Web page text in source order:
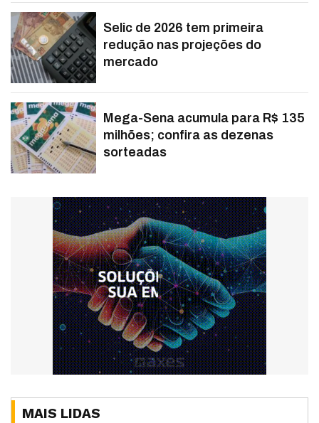
Selic de 2026 tem primeira
redução nas projeções do
mercado
Mega-Sena acumula para R$ 135
milhões; confira as dezenas
sorteadas
MAIS LIDAS